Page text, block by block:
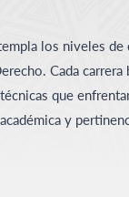
los niveles de
Cada carrera
que
y